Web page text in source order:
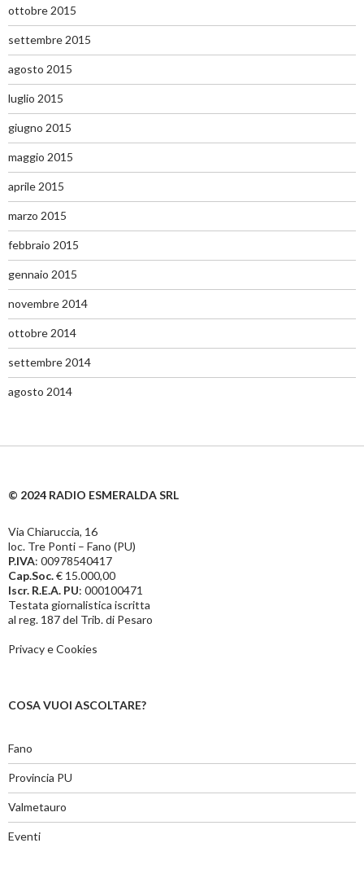
ottobre 2015
settembre 2015
agosto 2015
luglio 2015
giugno 2015
maggio 2015
aprile 2015
marzo 2015
febbraio 2015
gennaio 2015
novembre 2014
ottobre 2014
settembre 2014
agosto 2014
© 2024 RADIO ESMERALDA SRL
Via Chiaruccia, 16
loc. Tre Ponti – Fano (PU)
P.IVA: 00978540417
Cap.Soc.€ 15.000,00
Iscr. R.E.A. PU: 000100471
Testata giornalistica iscritta
al reg. 187 del Trib. di Pesaro
Privacy e Cookies
COSA VUOI ASCOLTARE?
Fano
Provincia PU
Valmetauro
Eventi